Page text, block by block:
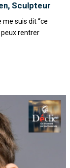
Sculpteur
me suis dit “ce
peux rentrer